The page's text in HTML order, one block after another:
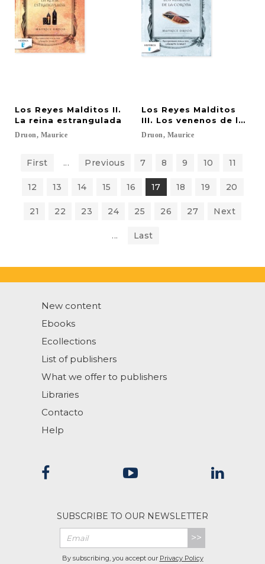
Los Reyes Malditos II.
La reina estrangulada
Druon, Maurice
Los Reyes Malditos
III. Los venenos de la
Druon, Maurice
First ... Previous 7 8 9 10 11
12 13 14 15 16 17 18 19 20
21 22 23 24 25 26 27 Next
... Last
New content
Ebooks
Ecollections
List of publishers
What we offer to publishers
Libraries
Contacto
Help
SUBSCRIBE TO OUR NEWSLETTER
>>
By subscribing, you accept our Privacy Policy